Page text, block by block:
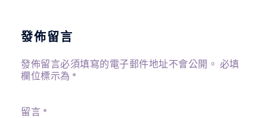
發佈留言
發佈留言必須填寫的電子郵件地址不會公開。 必填
欄位標示為 *
留言 *